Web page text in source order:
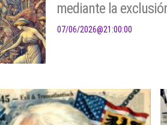
mediante la
07/06/2026@21:00:00